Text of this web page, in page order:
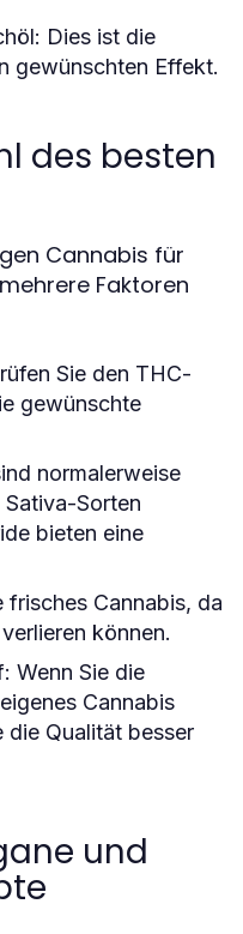
Dies ist die
gewünschten Effekt.
des besten
Cannabis für
Faktoren
Sie den THC-
gewünschte
normalerweise
Sorten
bieten eine
frisches Cannabis, da
können.
Wenn Sie die
Cannabis
die Qualität besser
und